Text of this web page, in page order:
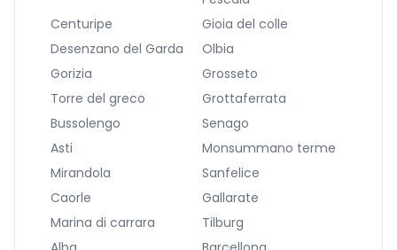
Centuripe
Gioia del colle
Desenzano del Garda
Olbia
Gorizia
Grosseto
Torre del greco
Grottaferrata
Bussolengo
Senago
Asti
Monsummano terme
Mirandola
Sanfelice
Caorle
Gallarate
Marina di carrara
Tilburg